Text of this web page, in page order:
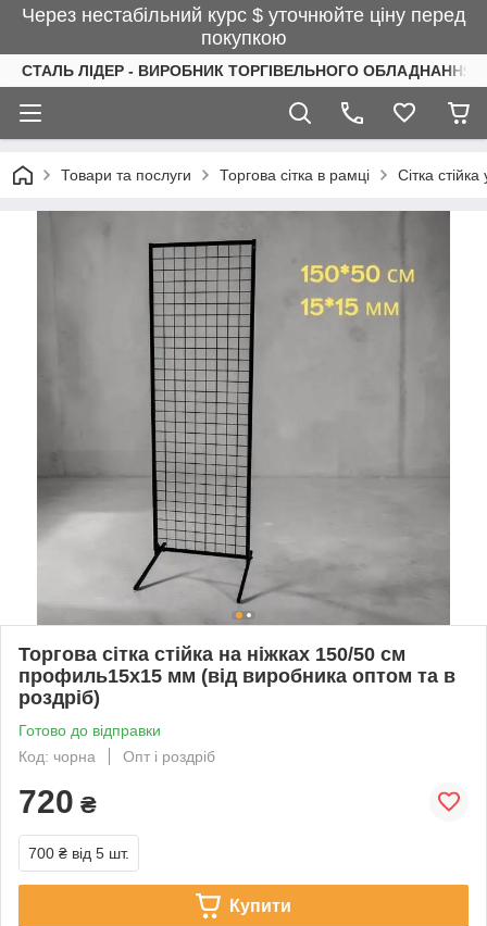
Через нестабільний курс $ уточнюйте ціну перед
покупкою
СТАЛЬ ЛІДЕР - ВИРОБНИК ТОРГІВЕЛЬНОГО ОБЛАДНАННЯ
Товари та послуги Торгова сітка в рамці Сітка
Торгова сітка стійка на ніжках 150/50 см
профиль15х15 мм (від виробника оптом та в
роздріб)
Готово до відправки
Код: чорна
Опт і роздріб
720 ₴
700 ₴ від 5 шт.
Купити